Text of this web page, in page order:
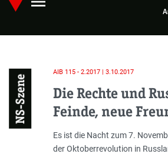
Skip
main
Hauptmenü
NS-Szene
AIB 115 - 2.2017 | 3.10.2017
Die Rechte und
Feinde, neue
Einleitung
Es ist die Nacht zum 7.
der Oktoberrevolution in